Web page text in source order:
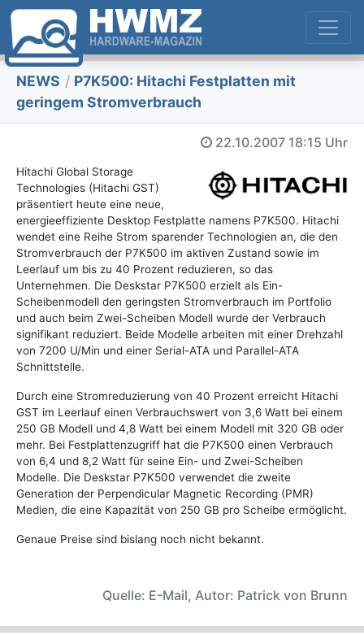
NEWS / P7K500: Hitachi Festplatten mit
geringem Stromverbrauch
22.10.2007 18:15 Uhr
Hitachi Global Storage
Technologies (Hitachi GST)
präsentiert heute eine neue,
energieeffiziente Desktop Festplatte namens P7K500. Hitachi
wendet eine Reihe Strom sparender Technologien an, die den
Stromverbrauch der P7K500 im aktiven Zustand sowie im
Leerlauf um bis zu 40 Prozent reduzieren, so das
Unternehmen. Die Deskstar P7K500 erzielt als Ein-
Scheibenmodell den geringsten Stromverbrauch im Portfolio
und auch beim Zwei-Scheiben Modell wurde der Verbrauch
signifikant reduziert. Beide Modelle arbeiten mit einer Drehzahl
von 7200 U/Min und einer Serial-ATA und Parallel-ATA
Schnittstelle.
Durch eine Stromreduzierung von 40 Prozent erreicht Hitachi
GST im Leerlauf einen Verbrauchswert von 3,6 Watt bei einem
250 GB Modell und 4,8 Watt bei einem Modell mit 320 GB oder
mehr. Bei Festplattenzugriff hat die P7K500 einen Verbrauch
von 6,4 und 8,2 Watt für seine Ein- und Zwei-Scheiben
Modelle. Die Deskstar P7K500 verwendet die zweite
Generation der Perpendicular Magnetic Recording (PMR)
Medien, die eine Kapazität von 250 GB pro Scheibe ermöglicht.
Genaue Preise sind bislang noch nicht bekannt.
Quelle: E-Mail, Autor: Patrick von Brunn